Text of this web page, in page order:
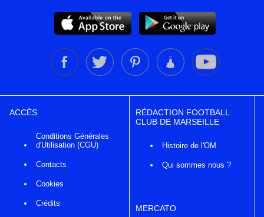
ACCÈS
Conditions Générales
d'Utilisation (CGU)
Contacts
Cookies
Crédits
RÉDACTION FOOTBALL
CLUB DE MARSEILLE
Histoire de l'OM
Qui sommes nous ?
MERCATO